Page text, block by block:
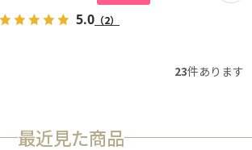
5.0 （2）
23件あります
最近見た商品